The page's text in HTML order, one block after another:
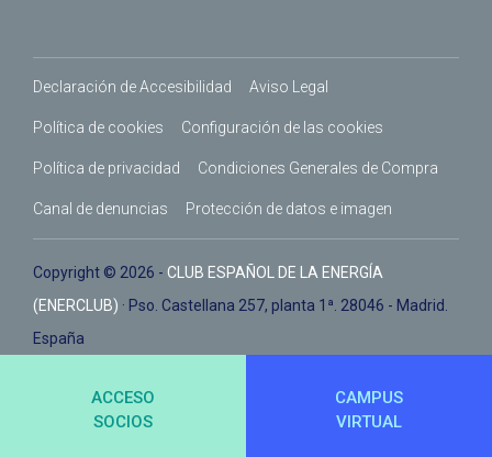
Declaración de Accesibilidad Aviso Legal
Política de cookies Configuración de las cookies
Política de privacidad Condiciones Generales de Compra
Canal de denuncias Protección de datos e imagen
Copyright © 2026 - CLUB ESPAÑOL DE LA ENERGÍA
(ENERCLUB) · Pso. Castellana 257, planta 1ª. 28046 - Madrid.
España
ACCESO
SOCIOS
CAMPUS
VIRTUAL